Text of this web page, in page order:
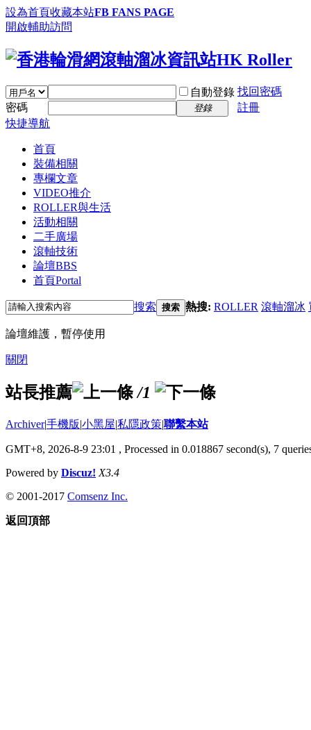
設為首頁收藏本站FB FANS PAGE
開啟輔助訪問
自動登錄 找回密碼
密碼
登錄
註冊
快捷導航
首頁
裝備相關
專欄文章
VIDEO推介
ROLLER與生活
活動相關
二手廣場
滾軸技術
論壇BBS
首頁Portal
搜索 搜索 熱搜: ROLLER 滾軸溜冰
論壇維護，暫停使用
關閉
站長推薦 /1
Archiver|手機版|小黑屋|私隱政策|聯繫本站
GMT+8, 2026-8-9 23:01 , Processed in 0.018867 second(s), 7
Powered by Discuz! X3.4
© 2001-2017 Comsenz Inc.
返回頂部